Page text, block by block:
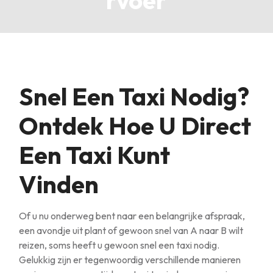
Snel Een Taxi Nodig?
Ontdek Hoe U Direct
Een Taxi Kunt
Vinden
Of u nu onderweg bent naar een belangrijke afspraak,
een avondje uit plant of gewoon snel van A naar B wilt
reizen, soms heeft u gewoon snel een taxi nodig.
Gelukkig zijn er tegenwoordig verschillende manieren